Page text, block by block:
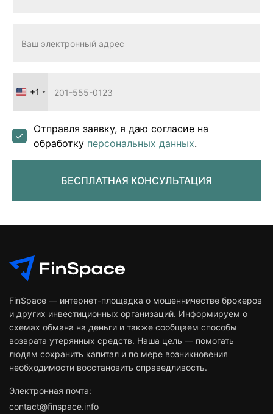
United
+1
Отправля заявку, я даю согласие на
обработку персональных данных.
БЕСПЛАТНАЯ КОНСУЛЬТАЦИЯ
FinSpace — интернет-площадка о мошенничестве брокеров
и других инвестиционных организаций. Информируем о
схемах обмана на деньги и также сообщаем способы
возврата утерянных средств. Наша цель — помогать
людям сохранить капитал и по мере возникновения
необходимости восстановить справедливость.
Электронная почта:
contact@finspace.info